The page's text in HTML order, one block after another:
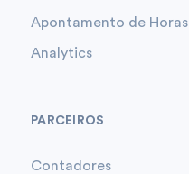
Apontamento de Horas
Analytics
PARCEIROS
Contadores